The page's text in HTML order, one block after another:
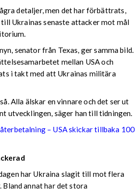
detaljer, men det har förbättrats,
till Ukrainas senaste attacker mot mål
senator från Texas, ger samma bild.
mellan USA och
i takt med att Ukrainas militära
Alla älskar en vinnare och det ser ut
utvecklingen, säger han till tidningen.
– USA skickar tillbaka 100
har Ukraina slagit till mot flera
annat har det stora